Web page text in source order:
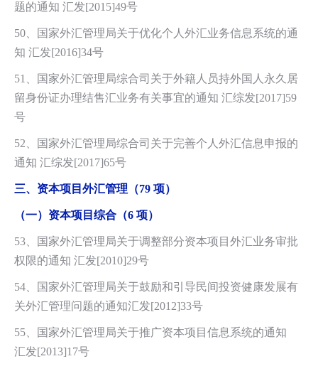
题的通知 汇发[2015]49号
50、国家外汇管理局关于优化个人外汇业务信息系统的通
知 汇发[2016]34号
51、国家外汇管理局综合司关于外籍人员持外国人永久居
留身份证办理结售汇业务有关事宜的通知 汇综发[2017]59
号
52、国家外汇管理局综合司关于完善个人外汇信息申报的
通知 汇综发[2017]65号
三、资本项目外汇管理（79 项）
（一） 资本项目综合（6 项）
53、国家外汇管理局关于调整部分资本项目外汇业务审批
权限的通知 汇发[2010]29号
54、国家外汇管理局关于鼓励和引导民间投资健康发展有
关外汇管理问题的通知汇发[2012]33号
55、国家外汇管理局关于推广资本项目信息系统的通知
汇发[2013]17号